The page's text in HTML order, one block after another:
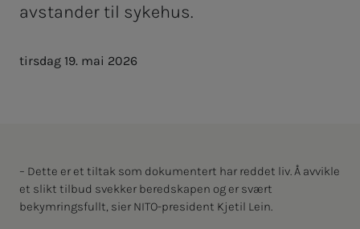
avstander til sykehus.
tirsdag 19. mai 2026
– Dette er et tiltak som dokumentert har reddet liv. Å avvikle
et slikt tilbud svekker beredskapen og er svært
bekymringsfullt, sier NITO-president Kjetil Lein.